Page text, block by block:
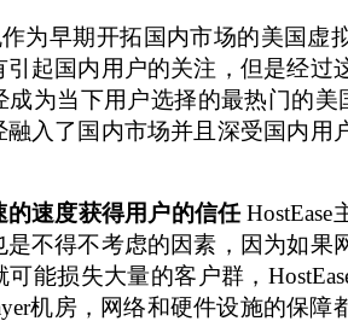
为早期开拓国内市场的美国虚
起国内用户的关注，但是经过
为当下用户选择的最热门的美
融入了国内市场并且深受国内用
速度获得用户的信任HostEase
不得不考虑的因素，因为如果
能损失大量的客户群，
机房，网络和硬件设施的保障